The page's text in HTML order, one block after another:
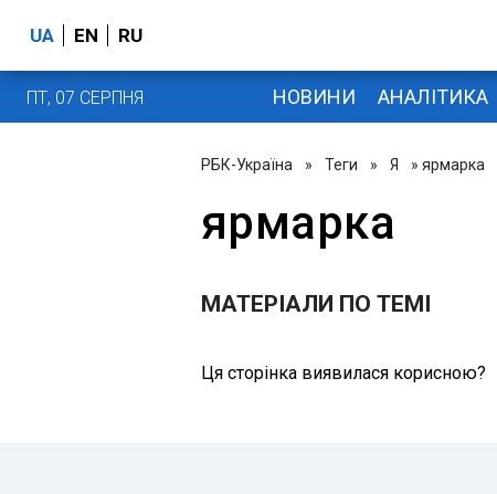
UA EN RU
ПТ, 07 СЕРПНЯ НОВИНИ АНАЛІТИКА
РБК-Україна » Теги » Я » ярмарка
ярмарка
МАТЕРІАЛИ ПО ТЕМІ
Ця сторінка виявилася корисною?